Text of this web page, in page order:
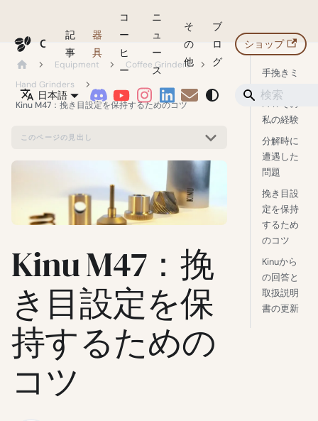
記
事
器
具
コ
ー
ヒ
ー
ニ
ュ
ー
ス
そ
の
他
ブ
ロ
グ
ショップ
日本語
Equipment
Coffee Grinders
Hand Grinders
Kinu M47：挽き目設定を保持するためのコツ
このページの見出し
Kinu M47：挽
き目設定を保
持するための
コツ
手挽きミ
ルKinu
M47での
私の経験
分解時に
遭遇した
問題
挽き目設
定を保持
するため
のコツ
Kinuから
の回答と
取扱説明
書の更新